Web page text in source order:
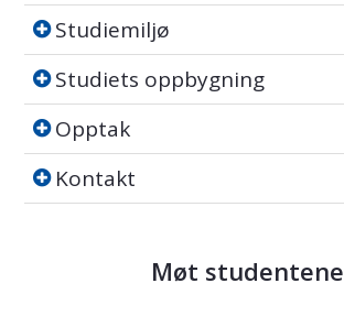
Studiemiljø
Studiemiljø
Studiets oppbygning
Studiets oppbygning
Opptak
Opptak
Kontakt
Kontakt
Møt studentene